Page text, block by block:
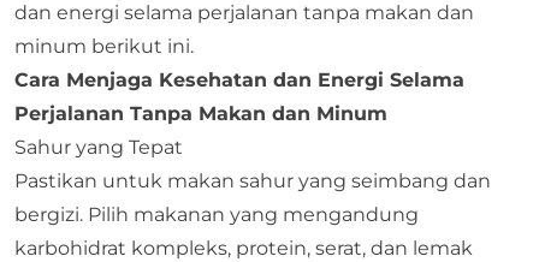
dan energi selama perjalanan tanpa makan dan
minum berikut ini.
Cara Menjaga Kesehatan dan Energi Selama
Perjalanan Tanpa Makan dan Minum
Sahur yang Tepat
Pastikan untuk makan sahur yang seimbang dan
bergizi. Pilih makanan yang mengandung
karbohidrat kompleks, protein, serat, dan lemak